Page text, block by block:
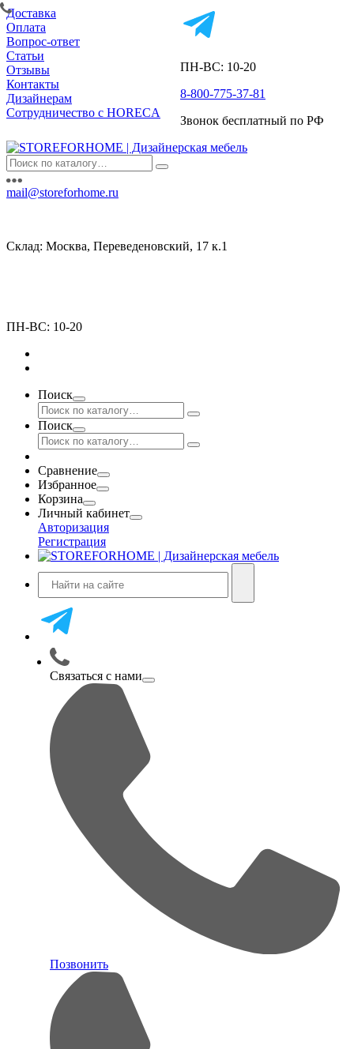
Доставка
Оплата
Вопрос-ответ
Статьи
Отзывы
Контакты
Дизайнерам
Сотрудничество с HORECA
ПН-ВС: 10-20
8-800-775-37-81
Звонок бесплатный по РФ
mail@storeforhome.ru
Склад: Москва, Переведеновский, 17 к.1
ПН-ВС: 10-20
Поиск
Поиск
Сравнение
Избранное
Корзина
Личный кабинет
Авторизация
Регистрация
Связаться с нами
Позвонить